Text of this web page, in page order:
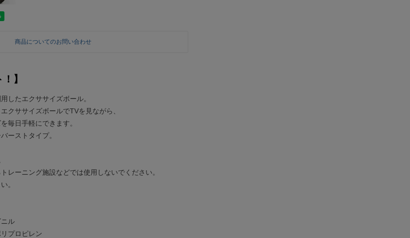
商品についてのお問い合わせ
】
したエクササイズボール。
クササイズボールでTVを見ながら、
毎日手軽にできます。
ーストタイプ。
レーニング施設などでは使用しないでください。
。
ル
ロピレン